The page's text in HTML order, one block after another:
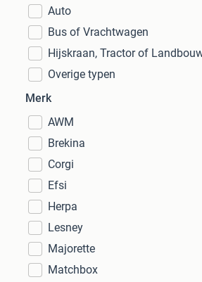
Auto
Bus of Vrachtwagen
Hijskraan, Tractor of
Overige typen
Merk
AWM
Brekina
Corgi
Efsi
Herpa
Lesney
Majorette
Matchbox